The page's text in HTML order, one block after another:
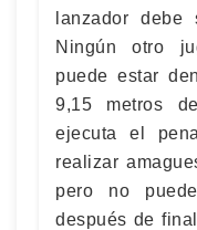
lanzador debe
Ningún otro
puede estar
9,15 metros
ejecuta el
realizar
pero no
después de